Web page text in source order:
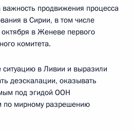
важность продвижения процесса
в Сирии, в том числе
в Женеве первого
комитета.
в Ливии и выразили
деэскалации, оказывать
под эгидой ООН
по мирному разрешению